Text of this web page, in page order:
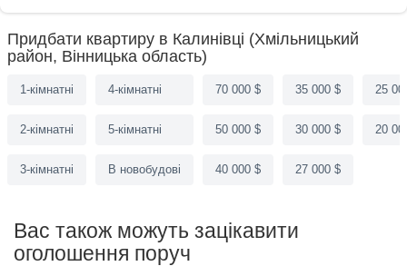
Придбати квартиру в Калинівці (Хмільницький
район, Вінницька область)
1-кімнатні
2-кімнатні
3-кімнатні
4-кімнатні
5-кімнатні
В новобудові
70 000 $
50 000 $
40 000 $
35 000 $
30 000 $
27 000 $
25
20
Вас також можуть зацікавити
оголошення поруч